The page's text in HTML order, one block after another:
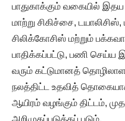
பாதுகாக்கும் வகையில் இதய
மாற்று சிகிச்சை,
சிலிக்கோசிஸ் மற்றும்
பாதிக்கப்பட்டு, பணி
வரும் கட்டுமானத்
நலத்திட்ட உதவித்
ஆயிரம் வழங்கும் திட்டம்,
அறிமுகப்படுத்தப் படும்.